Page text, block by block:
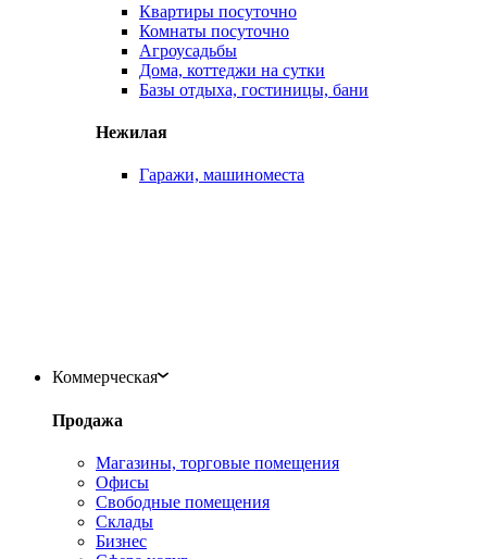
Квартиры посуточно
Комнаты посуточно
Агроусадьбы
Дома, коттеджи на сутки
Базы отдыха, гостиницы, бани
Нежилая
Гаражи, машиноместа
Коммерческая
Продажа
Магазины, торговые помещения
Офисы
Свободные помещения
Склады
Бизнес